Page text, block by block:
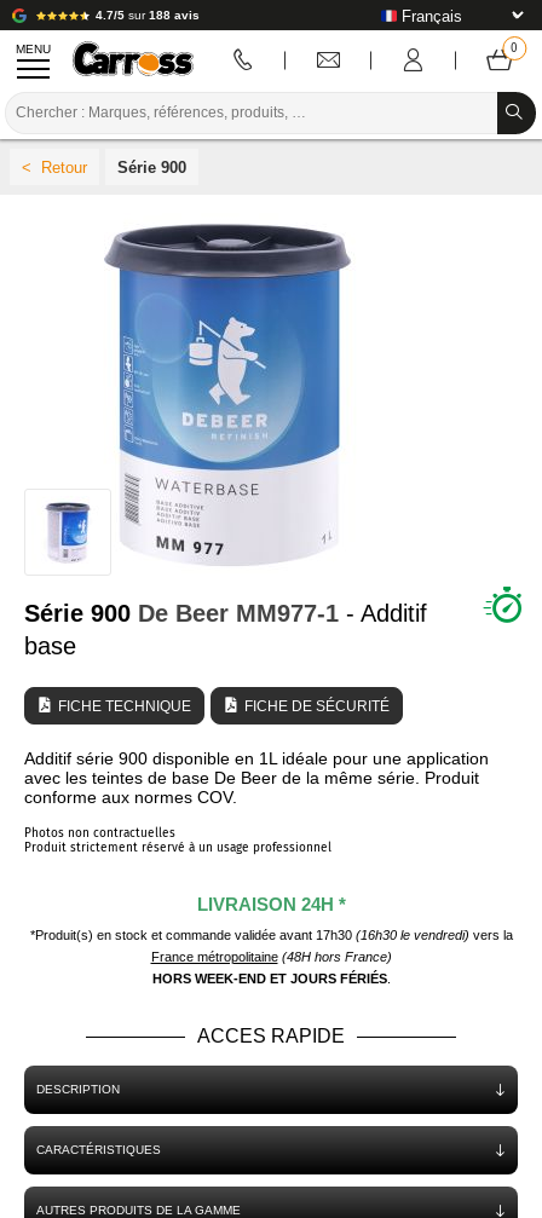
4.7/5 sur188 avis
MENU
PREPARATION / PEINTURE / FINITION
CONSOMMABLE CARROSSERIE
OUTILLAGE CARROSSERIE
ÉQUIPEMENT ATELIER CARROSSERIE
INSTALLATION LABO
TUTORIEL & CONSEILS
Série 900
Série 900 De Beer MM977-1 - Additif
base
FICHE TECHNIQUE FICHE DE SÉCURITÉ
Additif série 900 disponible en 1L idéale pour une application
avec les teintes de base De Beer de la même série. Produit
conforme aux normes COV.
Photos non contractuelles
Produit strictement réservé à un usage professionnel
LIVRAISON 24H *
*Produit(s) en stock et commande validée avant 17h30 (16h30 le vendredi) vers la
France métropolitaine (48H hors France)
HORS WEEK-END ET JOURS FÉRIÉS.
ACCES RAPIDE
DESCRIPTION
CARACTÉRISTIQUES
AUTRES PRODUITS DE LA GAMME